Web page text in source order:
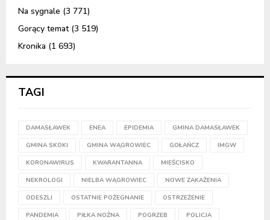
Na sygnale (3 771)
Gorący temat(3 519)
Kronika (1 693)
TAGI
DAMASŁAWEK ENEA EPIDEMIA GMINA DAMASŁAWEK
GMINA SKOKI GMINA WĄGROWIEC GOŁAŃCZ IMGW
KORONAWIRUS KWARANTANNA MIEŚCISKO
NEKROLOGI NIELBA WĄGROWIEC NOWE ZAKAŻENIA
ODESZLI OSTATNIE POŻEGNANIE OSTRZEŻENIE
PANDEMIA PIŁKA NOŻNA POGRZEB POLICJA